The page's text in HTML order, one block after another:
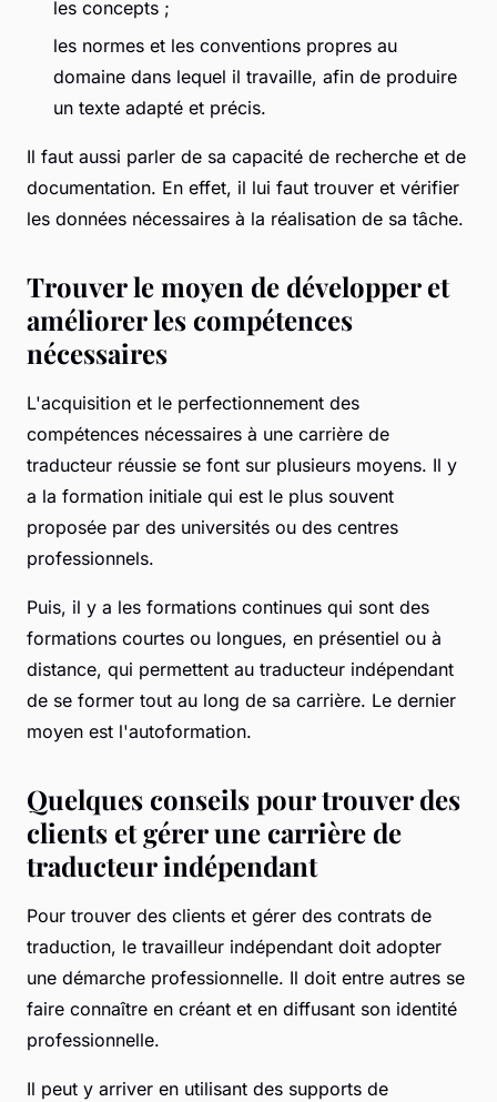
les concepts ;
les normes et les conventions propres au
domaine dans lequel il travaille, afin de produire
un texte adapté et précis.
Il faut aussi parler de sa capacité de recherche et de
documentation. En effet, il lui faut trouver et vérifier
les données nécessaires à la réalisation de sa tâche.
Trouver le moyen de développer et
améliorer les compétences
nécessaires
L'acquisition et le perfectionnement des
compétences nécessaires à une carrière de
traducteur réussie se font sur plusieurs moyens. Il y
a la formation initiale qui est le plus souvent
proposée par des universités ou des centres
professionnels.
Puis, il y a les formations continues qui sont des
formations courtes ou longues, en présentiel ou à
distance, qui permettent au traducteur indépendant
de se former tout au long de sa carrière. Le dernier
moyen est l'autoformation.
Quelques conseils pour trouver des
clients et gérer une carrière de
traducteur indépendant
Pour trouver des clients et gérer des contrats de
traduction, le travailleur indépendant doit adopter
une démarche professionnelle. Il doit entre autres se
faire connaître en créant et en diffusant son identité
professionnelle.
Il peut y arriver en utilisant des supports de